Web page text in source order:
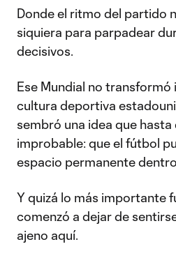
Donde el ritmo del partido
siquiera para parpadear
decisivos.
Ese Mundial no
cultura deportiva
sembró una idea que
improbable: que el fútbol
espacio permanente
Y quizá lo más importante
comenzó a dejar de
ajeno aquí.